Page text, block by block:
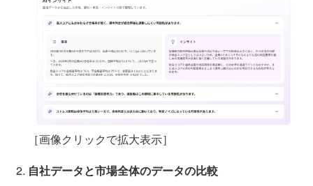
［画像クリックで拡大表示］
自社データと市場全体のデータの比較